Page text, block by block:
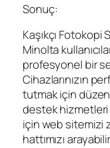
Sonuç:
Kaşıkçı Fotokopi
Minolta
profesyonel bir
Cihazlarınızın
tutmak için
destek hizmetleri
için web sitemizi
hattımızı